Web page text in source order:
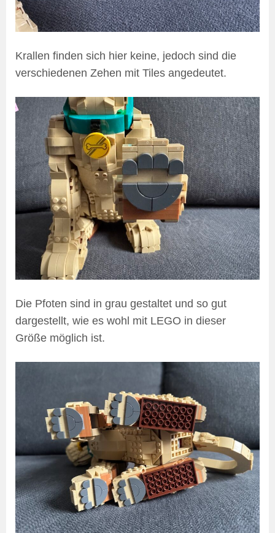
Krallen finden sich hier keine, jedoch sind die
verschiedenen Zehen mit Tiles angedeutet.
Die Pfoten sind in grau gestaltet und so gut
dargestellt, wie es wohl mit LEGO in dieser
Größe möglich ist.